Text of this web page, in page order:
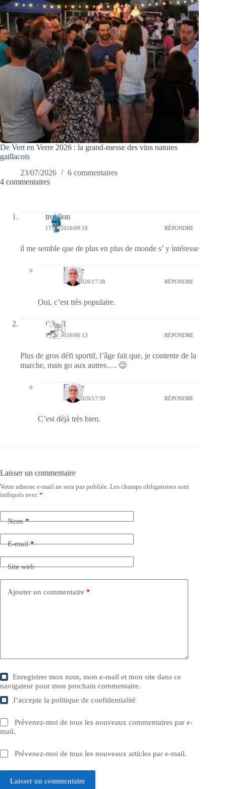
De Vert en Verre 2026 : la grand-messe des vins natures
gaillacois
23/07/2026
6 commentaires
4 commentaires
trublion
17/06/2026/09:18 RÉPONDRE
il me semble que de plus en plus de monde s’ y intéresse
Bernie
21/06/2026/17:38 RÉPONDRE
Oui, c’est très populaire.
jill bill
17/06/2026/06:13 RÉPONDRE
Plus de gros défi sportif, l’âge fait que, je contente de la
marche, mais go aux autres…. 😉
Bernie
21/06/2026/17:39 RÉPONDRE
C’est déjà très bien.
Laisser un commentaire
Votre adresse e-mail ne sera pas publiée. Les champs obligatoires sont
indiqués avec *
Nom*
E-mail*
Site web
Ajouter un commentaire *
Enregistrer mon nom, mon e-mail et mon site dans ce
navigateur pour mon prochain commentaire.
J’accepte lapolitique de confidentialité
Prévenez-moi de tous les nouveaux commentaires par e-
mail.
Prévenez-moi de tous les nouveaux articles par e-mail.
Laisser un commentaire